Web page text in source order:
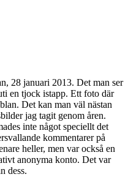
28 januari 2013. Det man ser
en tjock istapp. Ett foto där
Det kan man väl nästan
jag tagit genom åren.
inte något speciellt det
kommentarer på
heller, men var också en
anonyma konto. Det var
dess.